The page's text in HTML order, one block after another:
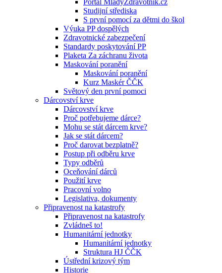
Portál MladyZdravotnik.cz
Studijní střediska
S první pomocí za dětmi do škol
Výuka PP dospělých
Zdravotnické zabezpečení
Standardy poskytování PP
Plaketa Za záchranu života
Maskování poranění
Maskování poranění
Kurz Maskér ČČK
Světový den první pomoci
Dárcovství krve
Dárcovství krve
Proč potřebujeme dárce?
Mohu se stát dárcem krve?
Jak se stát dárcem?
Proč darovat bezplatně?
Postup při odběru krve
Typy odběrů
Oceňování dárců
Použití krve
Pracovní volno
Legislativa, dokumenty
Připravenost na katastrofy
Připravenost na katastrofy
Zvládneš to!
Humanitární jednotky
Humanitární jednotky
Struktura HJ ČČK
Ústřední krizový tým
Historie